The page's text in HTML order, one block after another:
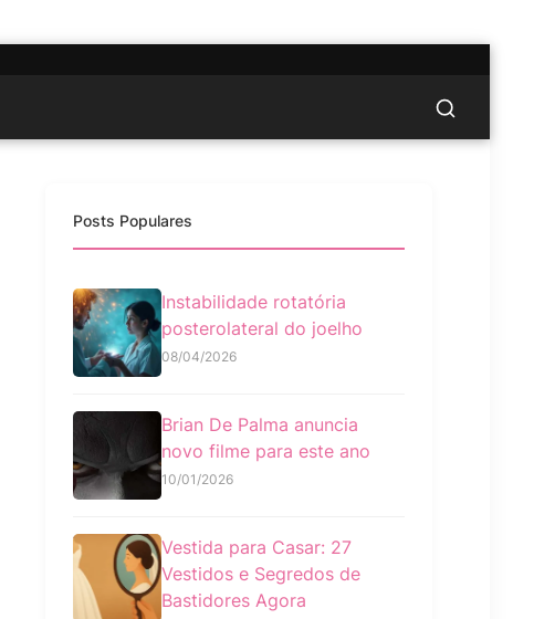
Posts Populares
Instabilidade rotatória
posterolateral do joelho
08/04/2026
Brian De Palma anuncia
novo filme para este ano
10/01/2026
Vestida para Casar: 27
Vestidos e Segredos de
Bastidores Agora